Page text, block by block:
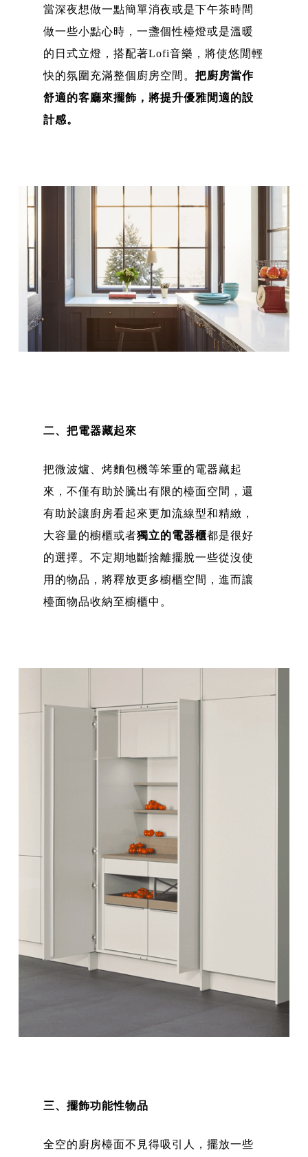
當深夜想做一點簡單消夜或是下午茶時間
做一些小點心時，一盞個性檯燈或是溫暖
的日式立燈，搭配著Lofi音樂，將使悠閒輕
快的氛圍充滿整個廚房空間。 把廚房當作
舒適的客廳來擺飾，將提升優雅閒適的設
計感。
二、把電器藏起來
把微波爐、烤麵包機等笨重的電器藏起
來，不僅有助於騰出有限的檯面空間，還
有助於讓廚房看起來更加流線型和精緻，
大容量的櫥櫃或者獨立的電器櫃都是很好
的選擇。不定期地斷捨離擺脫一些從沒使
用的物品，將釋放更多櫥櫃空間，進而讓
檯面物品收納至櫥櫃中。
三、擺飾功能性物品
全空的廚房檯面不見得吸引人，擺放一些